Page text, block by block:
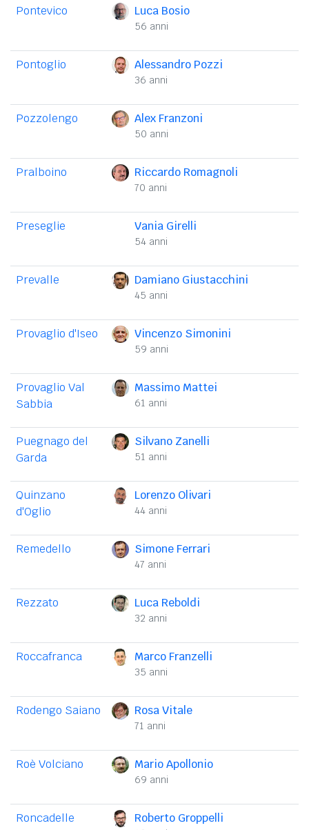
Pontevico Luca Bosio
56 anni
Pontoglio Alessandro Pozzi
36 anni
Pozzolengo Alex Franzoni
50 anni
Pralboino Riccardo Romagnoli
70 anni
Preseglie Vania Girelli
54 anni
Prevalle Damiano Giustacchini
45 anni
Provaglio d'Iseo Vincenzo Simonini
59 anni
Provaglio Val
Sabbia
Massimo Mattei
61 anni
Puegnago del
Garda
Silvano Zanelli
51 anni
Quinzano
d'Oglio
Lorenzo Olivari
44 anni
Remedello Simone Ferrari
47 anni
Rezzato Luca Reboldi
32 anni
Roccafranca Marco Franzelli
35 anni
Rodengo Saiano Rosa Vitale
71 anni
Roè Volciano Mario Apollonio
69 anni
Roncadelle Roberto Groppelli